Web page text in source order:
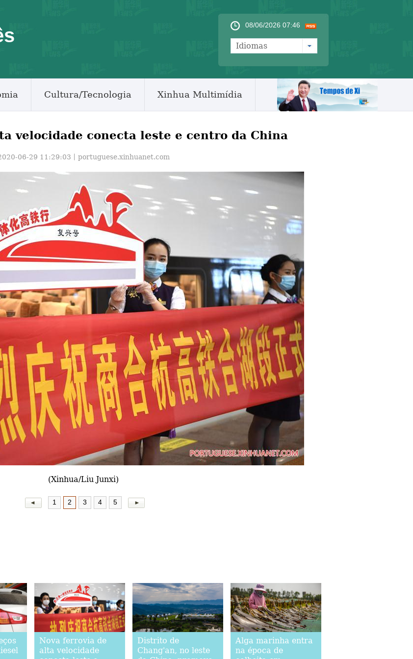
08/06/2026 07:46
Idiomas
Cultura/Tecnologia Xinhua Multimídia
velocidade conecta leste e centro da China
06-29 11:29:03丨 portuguese.xinhuanet.com
(Xinhua/Liu Junxi)
1 2 3 4 5
Nova ferrovia de
alta velocidade
Distrito de
Chang'an, no leste
Alga marinha entra
na época de